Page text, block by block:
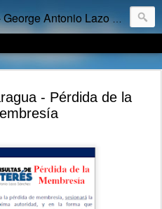
Antonio Lazo Sánchez
- Pérdida de la